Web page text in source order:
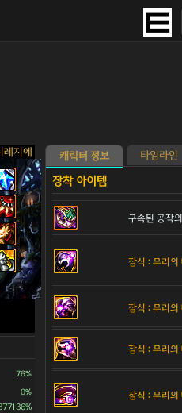
레지에
76%
0%
캐릭터 정보 타임라인
구속된 공작
잠식 : 무리의
잠식 : 무리의
잠식 : 무리의
잠식 : 무리의